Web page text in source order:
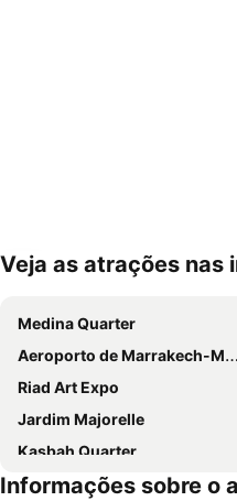
Ampliar mapa
Veja as atrações nas
Medina Quarter
Aeroporto de Marrakech-Menara
Riad Art Expo
Jardim Majorelle
Kasbah Quarter
Théâtre Royal
Informações sobre o